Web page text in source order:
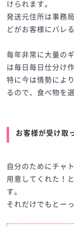
けられます。
発送元住所は事務
どがお客様にバレ
毎年非常に大量の
は毎日毎日仕分け
特に今は情勢によ
るので、食べ物を
お客様が受け取
自分のためにチャ
用意してくれた！
す。
それだけでもとー